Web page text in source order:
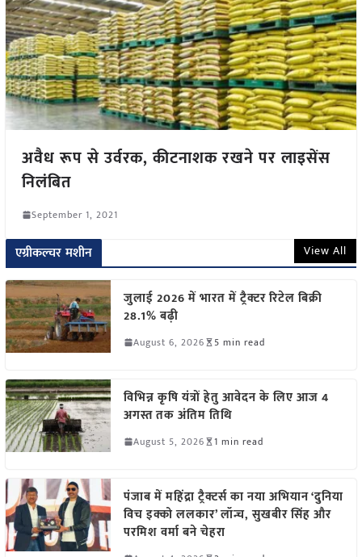
अवैध रूप से उर्वरक, कीटनाशक रखने पर लाइसेंस
निलंबित
September 1, 2021
एग्रीकल्चर मशीन View All
जुलाई 2026 में भारत में ट्रैक्टर रिटेल बिक्री
28.1% बढ़ी
August 6, 2026 5 min read
विभिन्न कृषि यंत्रों हेतु आवेदन के लिए आज 4
अगस्त तक अंतिम तिथि
August 5, 2026 1 min read
पंजाब में महिंद्रा ट्रैक्टर्स का नया अभियान ‘दुनिया
विच इक्को ललकार’ लॉन्च, सुखबीर सिंह और
परमिश वर्मा बने चेहरा